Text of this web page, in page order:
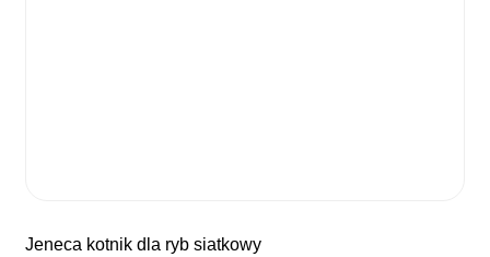
jeneca kotnik dla ryb siatkowy